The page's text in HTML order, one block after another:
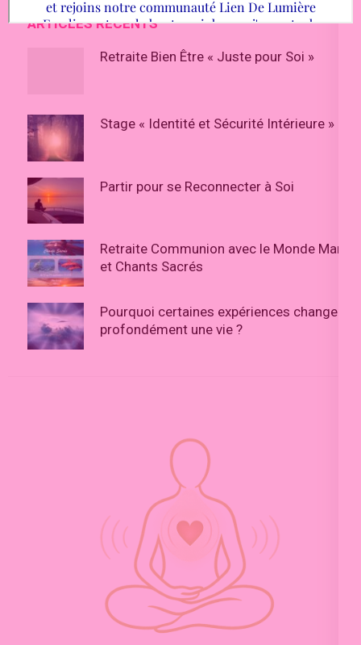
ARTICLES RÉCENTS
Retraite Bien Être « Juste pour Soi »
Stage « Identité et Sécurité Intérieure »
Partir pour se Reconnecter à Soi
Retraite Communion avec le Monde Marin
et Chants Sacrés
Pourquoi certaines expériences changent
profondément une vie ?